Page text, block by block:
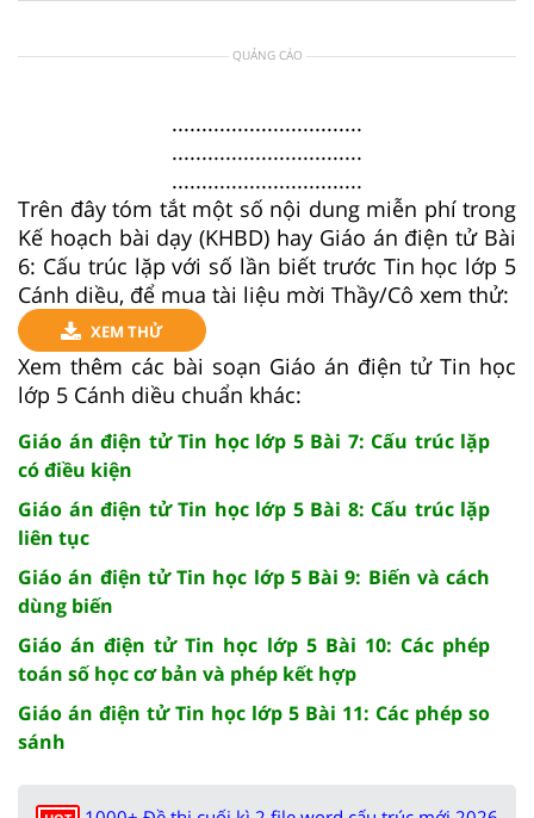
QUẢNG CÁO
................................
................................
................................
Trên đây tóm tắt một số nội dung miễn phí trong
Kế hoạch bài dạy (KHBD) hay Giáo án điện tử Bài
6: Cấu trúc lặp với số lần biết trước Tin học lớp 5
Cánh diều, để mua tài liệu mời Thầy/Cô xem thử:
XEM THỬ
Xem thêm các bài soạn Giáo án điện tử Tin học
lớp 5 Cánh diều chuẩn khác:
Giáo án điện tử Tin học lớp 5 Bài 7: Cấu trúc lặp
có điều kiện
Giáo án điện tử Tin học lớp 5 Bài 8: Cấu trúc lặp
liên tục
Giáo án điện tử Tin học lớp 5 Bài 9: Biến và cách
dùng biến
Giáo án điện tử Tin học lớp 5 Bài 10: Các phép
toán số học cơ bản và phép kết hợp
Giáo án điện tử Tin học lớp 5 Bài 11: Các phép so
sánh